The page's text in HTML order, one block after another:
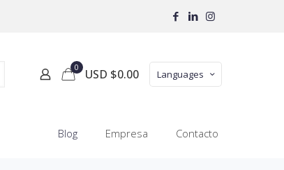
0 USD $0.00 Languages
Blog Empresa Contacto